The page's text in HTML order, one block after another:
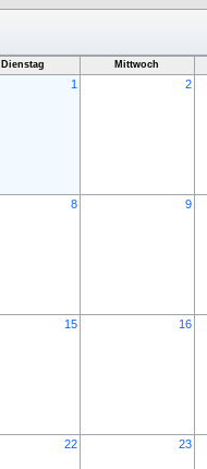
Dienstag Mittwoch
1 2
8 9
15 16
22 23